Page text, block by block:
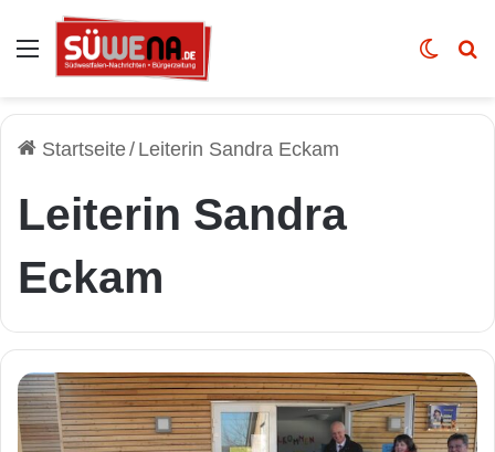
Auswahl Skin
Startseite/ Leiterin Sandra Eckam
Leiterin Sandra
Eckam